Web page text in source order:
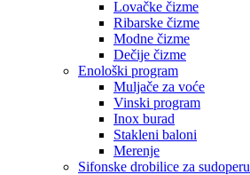
Lovačke čizme
Ribarske čizme
Modne čizme
Dečije čizme
Enološki program
Muljače za voće
Vinski program
Inox burad
Stakleni baloni
Merenje
Sifonske drobilice za sudoperu